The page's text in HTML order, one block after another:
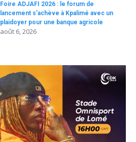
Foire ADJAFI 2026 : le forum de
lancement s’achève à Kpalimé avec un
plaidoyer pour une banque agricole
août 6, 2026